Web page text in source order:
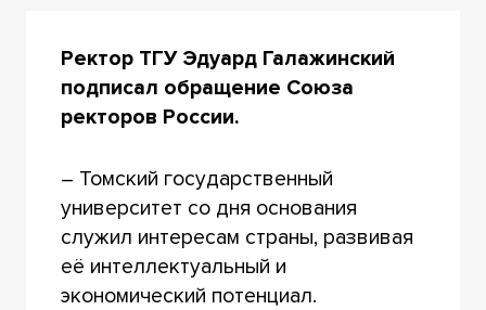
Ректор ТГУ Эдуард Галажинский
подписал обращение Союза
ректоров России.
– Томский государственный
университет со дня основания
служил интересам страны, развивая
её интеллектуальный и
экономический потенциал.